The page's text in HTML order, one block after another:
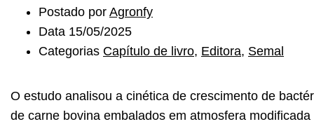
Postado por Agronfy
Data 15/05/2025
Categorias Capítulo de livro, Editora, Semal
O estudo analisou a cinética de crescimento de
de carne bovina embalados em atmosfera